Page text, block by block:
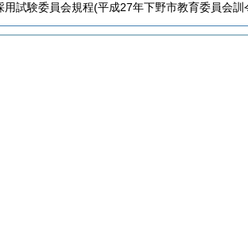
用試験委員会規程(平成27年下野市教育委員会訓